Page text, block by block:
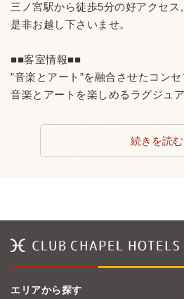
三ノ宮駅から徒歩5分の好アクセス。
是非お越し下さいませ。
■■客室情報■■
”音楽とアート”を融合させたコン
音楽とアートを楽しめるラグジュ
続きを読む
エリアから探す